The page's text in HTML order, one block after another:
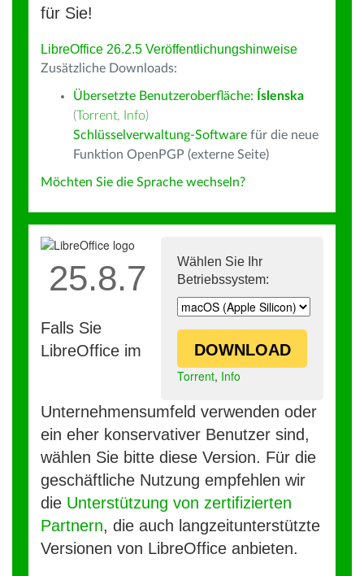
für Sie!
LibreOffice 26.2.5 Veröffentlichungshinweise
Zusätzliche Downloads:
Übersetzte Benutzeroberfläche:
Íslenska
(Torrent, Info)
Schlüsselverwaltung-Software für die neue
Funktion OpenPGP (externe Seite)
Möchten Sie die Sprache wechseln?
Wählen Sie Ihr
Betriebssystem:
DOWNLOAD
Torrent, Info
25.8.7
Falls Sie
LibreOffice im
Unternehmensumfeld verwenden oder
ein eher konservativer Benutzer sind,
wählen Sie bitte diese Version. Für die
geschäftliche Nutzung empfehlen wir
die Unterstützung von zertifizierten
Partnern, die auch langzeitunterstützte
Versionen von LibreOffice anbieten.